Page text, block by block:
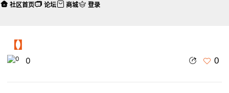
【】
0 0
社区首页 论坛 商城 登录